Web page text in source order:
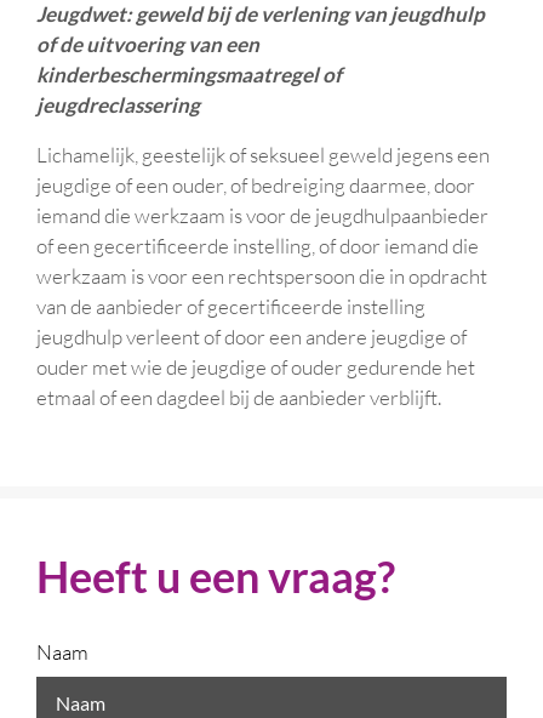
Jeugdwet: geweld bij de verlening van jeugdhulp
of de uitvoering van een
kinderbeschermingsmaatregel of
jeugdreclassering
Lichamelijk, geestelijk of seksueel geweld jegens een
jeugdige of een ouder, of bedreiging daarmee, door
iemand die werkzaam is voor de jeugdhulpaanbieder
of een gecertificeerde instelling, of door iemand die
werkzaam is voor een rechtspersoon die in opdracht
van de aanbieder of gecertificeerde instelling
jeugdhulp verleent of door een andere jeugdige of
ouder met wie de jeugdige of ouder gedurende het
etmaal of een dagdeel bij de aanbieder verblijft.
Heeft u een vraag?
Naam